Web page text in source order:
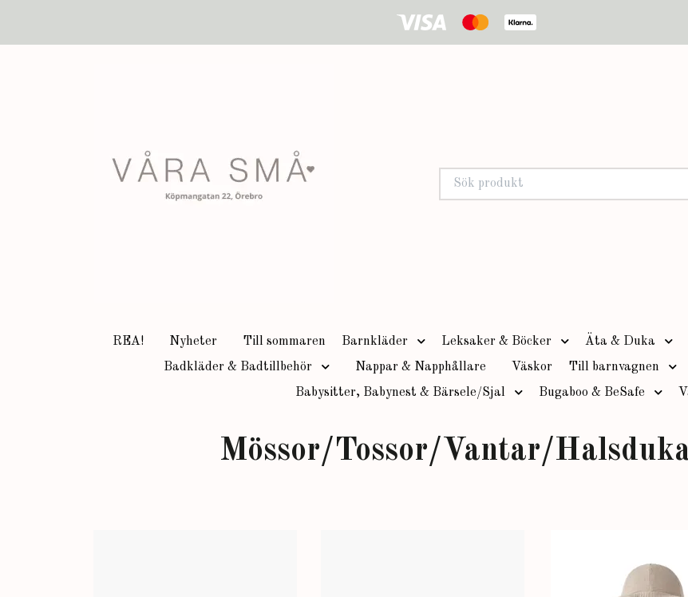
REA! Nyheter Till sommaren Barnkläder Leksaker & Böcker Äta & Duka
Badkläder & Badtillbehör
Nappar & Napphållare Väskor Till barnvagnen
Babysitter, Babynest & Bärsele/Sjal
Bugaboo & BeSafe
Mössor/Tossor/Vantar/